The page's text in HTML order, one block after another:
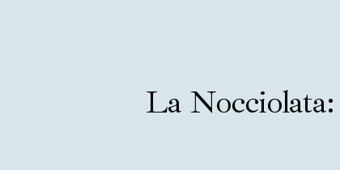
La Nocciolata: